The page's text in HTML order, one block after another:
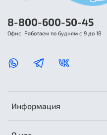
Информация
8-800-600-50-45
Офис. Работаем по будням с 9 до 18